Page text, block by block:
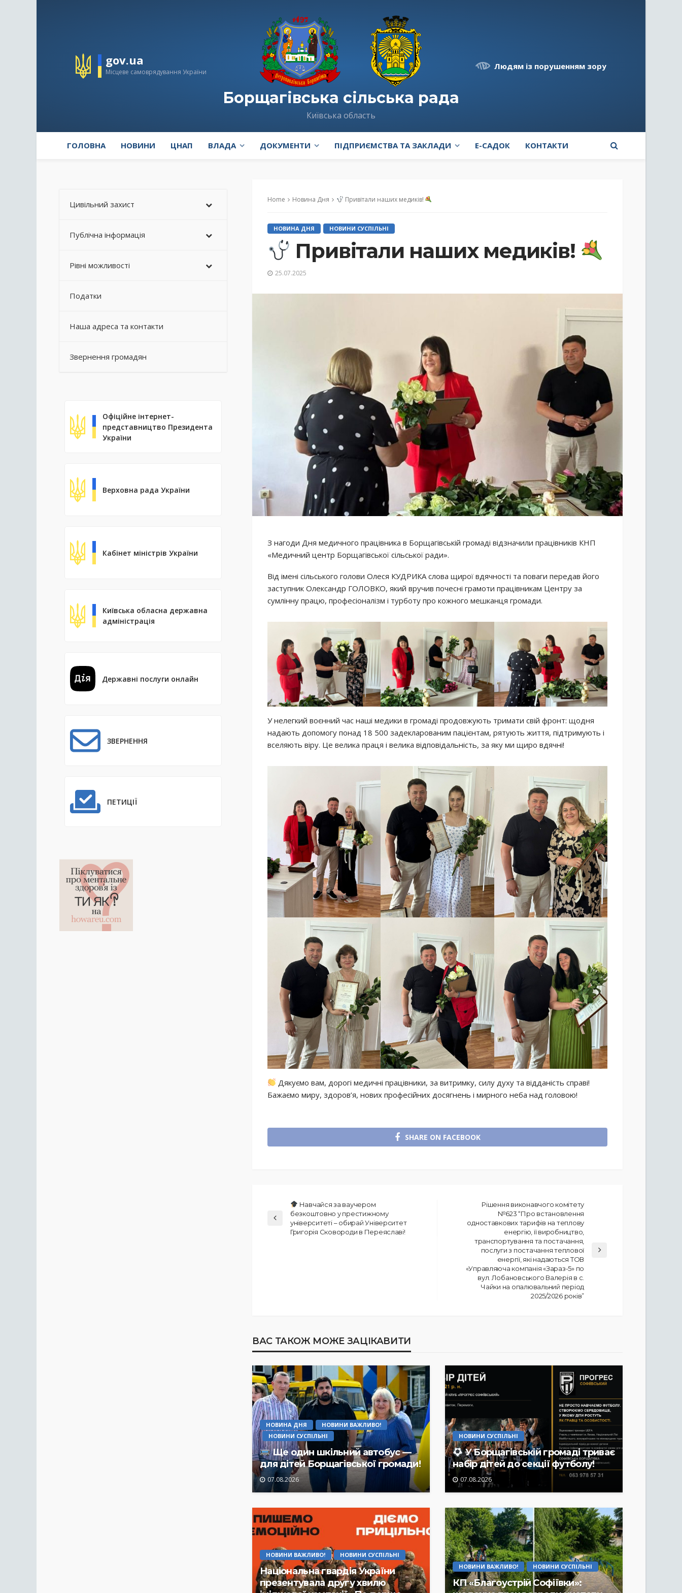
gov.ua
Місцеве самоврядування України
Борщагівська сільська рада
Київська область
Людям із порушенням зору
ГОЛОВНА НОВИНИ ЦНАП ВЛАДА ДОКУМЕНТИ ПІДПРИЄМСТВА ТА ЗАКЛАДИ E-САДОК КОНТАКТИ
Home Новина Дня Привітали наших медиків!
НОВИНА ДНЯ НОВИНИ СУСПІЛЬНІ
Привітали наших медиків!
25.07.2025
З нагоди Дня медичного працівника в Борщагівській громаді відзначили працівників КНП
«Медичний центр Борщагівської сільської ради».
Від імені сільського голови Олеся КУДРИКА слова щирої вдячності та поваги передав його
заступник Олександр ГОЛОВКО, який вручив почесні грамоти працівникам Центру за
сумлінну працю, професіоналізм і турботу про кожного мешканця громади.
У нелегкий воєнний час наші медики в громаді продовжують тримати свій фронт: щодня
надають допомогу понад 18 500 задекларованим пацієнтам, рятують життя, підтримують і
вселяють віру. Це велика праця і велика відповідальність, за яку ми щиро вдячні!
Дякуємо вам, дорогі медичні працівники, за витримку, силу духу та відданість справі!
Бажаємо миру, здоров’я, нових професійних досягнень і мирного неба над головою!
SHARE ON FACEBOOK
Навчайся за ваучером
безкоштовно у престижному
університеті – обирай Університет
Григорія Сковороди в Переяславі!
Рішення виконавчого комітету
№623 “Про встановлення
одноставкових тарифів на теплову
енергію, її виробництво,
транспортування та постачання,
послуги з постачання теплової
енергії, які надаються ТОВ
«Управляюча компанія «Зараз-5» по
вул. Лобановського Валерія в с.
Чайки на опалювальний період
2025/2026 років”
ВАС ТАКОЖ МОЖЕ ЗАЦІКАВИТИ
НОВИНА ДНЯ
НОВИНИ ВАЖЛИВО!
НОВИНИ СУСПІЛЬНІ
Ще один шкільний автобус —
для дітей Борщагівської громади!
07.08.2026
НОВИНИ СУСПІЛЬНІ
У Борщагівській громаді триває
набір дітей до секції футболу!
07.08.2026
НОВИНИ ВАЖЛИВО! НОВИНИ СУСПІЛЬНІ
Національна гвардія України
презентувала другу хвилю
НОВИНИ ВАЖЛИВО! НОВИНИ СУСПІЛЬНІ
КП «Благоустрій Софіївки»:
Цивільний захист
Публічна інформація
Рівні можливості
Податки
Наша адреса та контакти
Звернення громадян
Офіційне інтернет-
представництво Президента
України
Верховна рада України
Кабінет міністрів України
Київська обласна державна
адміністрація
Державні послуги онлайн
ЗВЕРНЕННЯ
ПЕТИЦІЇ